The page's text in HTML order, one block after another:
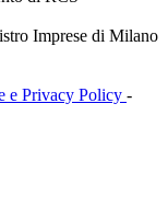
Imprese di Milano
e Privacy Policy -